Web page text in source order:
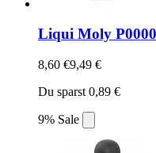
Liqui Moly
8,60 €9,49 €
Du sparst 0,89 €
9% Sale